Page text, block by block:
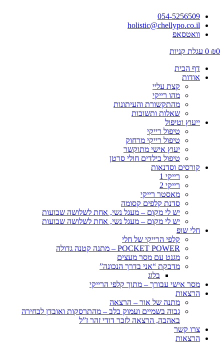
054-5256509
holistic@chellypo.co.il
וואטסאפ
₪0
0 עגלת קניות
דף הבית
אודות
קצת עליי
מהו רייקי
מהתקשורת והעיתונות
שאלות ותשובות
ייעוץ וטיפול
טיפול רייקי
טיפול רייקי מרחוק
יעוץ אישי מתוקשר
טיפול בילדים חולי סרטן
קורסים וסדנאות
רייקי 1
רייקי 2
מאסטר רייקי
סדנת קלפים קסומה
יש לי מקום – מעגל נשי, אחת לשלושה שבועות
יש לי מקום – מעגל נשי, אחת לשלושה שבועות
חלי שופ
קלפי הרייקי של חלי
POCKET POWER – מתנה קטנה גדולה
מגנט עם מסר מעצים
מדבקת “אני בדרך הנכונה”
בלוג
מסר אישי עבורך – מתוך קלפי הרייקי
הרצאות
מתנה של אור – הרצאה
גבוה בשמיים ועמוק בלב – מהתרסקות ואובדן לבחירה
באהבה, הרצאה לזכר דודי זהר ז”ל
צרו קשר
הרצאות